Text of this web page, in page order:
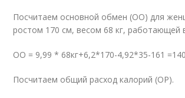
Посчитаем основной обмен (ОО) для
ростом 170 см, весом 68 кг, работающей
ОО = 9,99 * 68кг+6,2*170-4,92*35-161
Посчитаем общий расход калорий (ОР).